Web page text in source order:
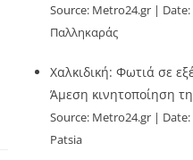
Source: Metro24.gr Date:
Παλληκαράς
Χαλκιδική: Φωτιά σε
Άμεση κινητοποίηση
Source: Metro24.gr Date:
Patsia